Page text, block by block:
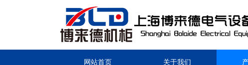
网站首页 关于我们